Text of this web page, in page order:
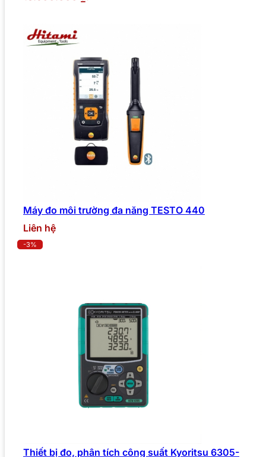
Máy đo môi trường đa năng TESTO 440
Liên hệ
-3%
Thiết bị đo, phân tích công suất Kyoritsu 6305-